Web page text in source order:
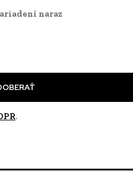
naraz
.